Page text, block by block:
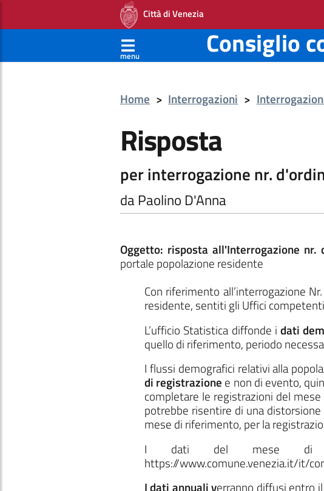
Città di Venezia
menu Consiglio
Home > Interrogazioni >
Risposta
per interrogazione nr.
da Paolino D'Anna
Oggetto: risposta all'Interrogazione
portale popolazione residente
Con riferimento all’interrogazione
residente, sentiti gli Uffici
L’ufficio Statistica diffonde idati
quello di riferimento, periodo
I flussi demografici relativi alla
di registrazione e non di evento,
completare le registrazioni del
potrebbe risentire di una
mese di riferimento, per la
I dati del mese di
https://www.comune.venezia.it/it/